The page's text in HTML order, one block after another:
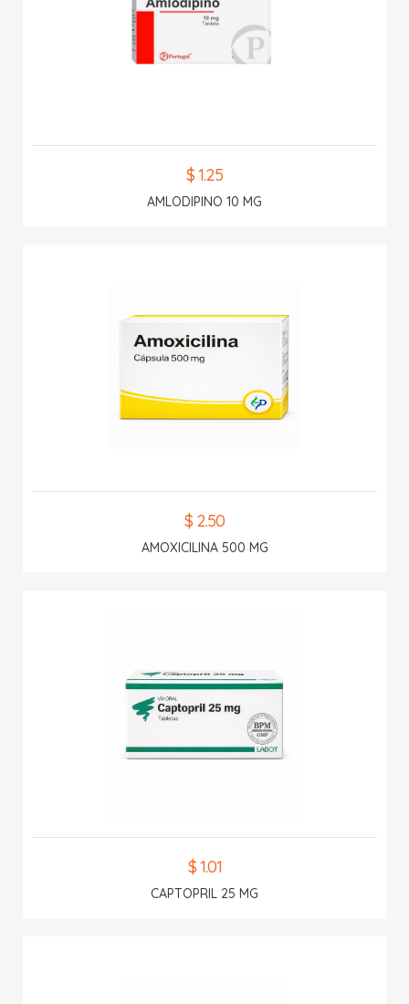
$ 1.25
AMLODIPINO 10 MG
$ 2.50
AMOXICILINA 500 MG
$ 1.01
CAPTOPRIL 25 MG